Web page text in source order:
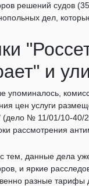
решений судов
дел,
и
упоминалось,
цен услуги
(дело № 11/01/10-40/
рассмотрения
тем, данные дела
и яркие
разные